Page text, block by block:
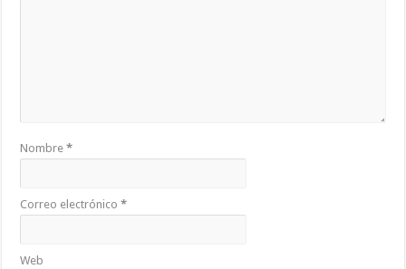
Nombre*
Correo electrónico*
Web